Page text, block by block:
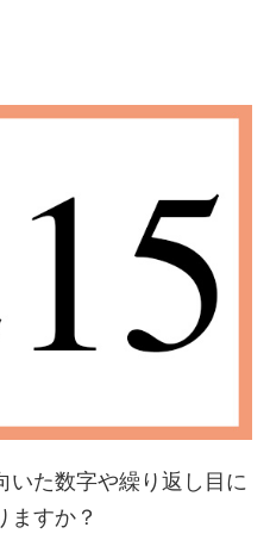
いた数字や繰り返し目に
ますか？